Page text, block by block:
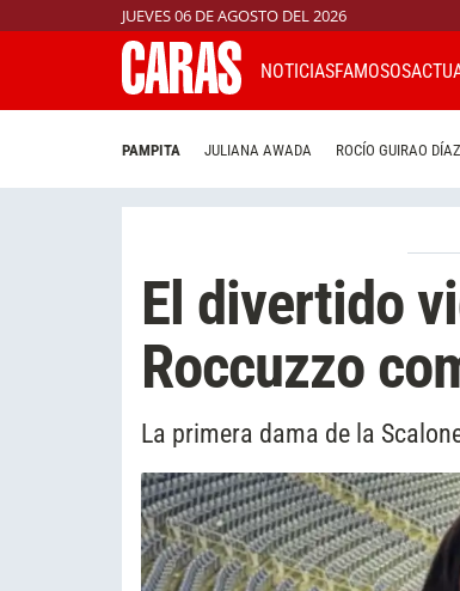
JUEVES 06 DE AGOSTO DEL 2026
NOTICIASFAMOSOS
PAMPITA JULIANA AWADA ROCÍO GUIRAO DÍAZ
El divertido
Roccuzzo
La primera dama de la